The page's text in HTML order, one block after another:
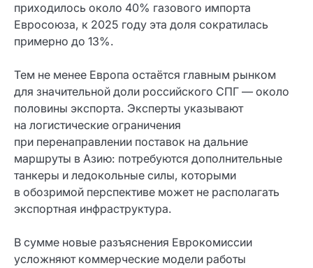
приходилось около 40% газового импорта
Евросоюза, к 2025 году эта доля сократилась
примерно до 13%.
Тем не менее Европа остаётся главным рынком
для значительной доли российского СПГ — около
половины экспорта. Эксперты указывают
на логистические ограничения
при перенаправлении поставок на дальние
маршруты в Азию: потребуются дополнительные
танкеры и ледокольные силы, которыми
в обозримой перспективе может не располагать
экспортная инфраструктура.
В сумме новые разъяснения Еврокомиссии
усложняют коммерческие модели работы